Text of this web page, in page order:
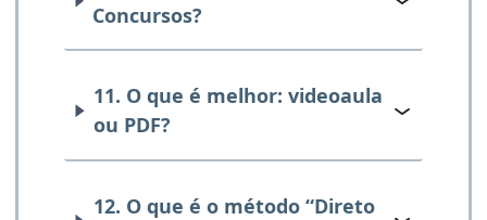
Concursos?
11. O que é melhor: videoaula
ou PDF?
12. O que é o método “Direto